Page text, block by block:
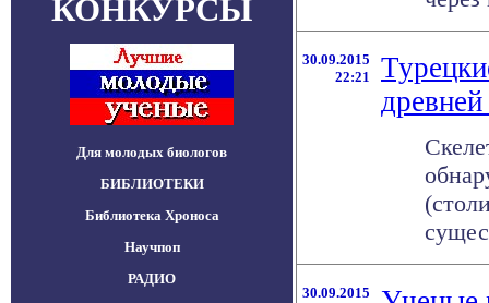
КОНКУРСЫ
Для молодых биологов
БИБЛИОТЕКИ
Библиотека Хроноса
Научпоп
РАДИО
30.09.2015
22:21
30.09.2015